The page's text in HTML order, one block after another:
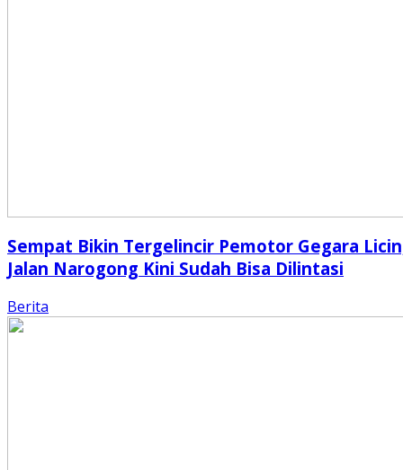
Sempat Bikin Tergelincir Pemotor Gegara
Jalan Narogong Kini Sudah Bisa Dilintasi
Berita